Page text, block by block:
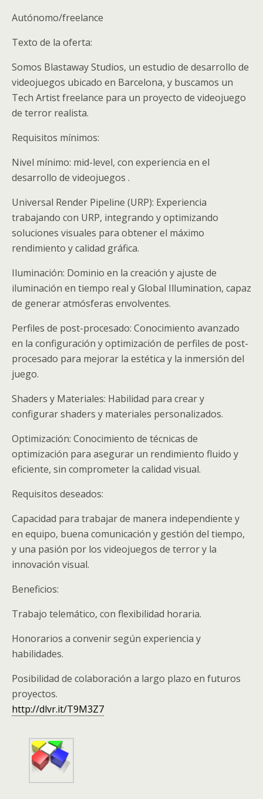
Autónomo/freelance
Texto de la oferta:
Somos Blastaway Studios, un estudio de desarrollo de
videojuegos ubicado en Barcelona, y buscamos un
Tech Artist freelance para un proyecto de videojuego
de terror realista.
Requisitos mínimos:
Nivel mínimo: mid-level, con experiencia en el
desarrollo de videojuegos .
Universal Render Pipeline (URP): Experiencia
trabajando con URP, integrando y optimizando
soluciones visuales para obtener el máximo
rendimiento y calidad gráfica.
Iluminación: Dominio en la creación y ajuste de
iluminación en tiempo real y Global Illumination, capaz
de generar atmósferas envolventes.
Perfiles de post-procesado: Conocimiento avanzado
en la configuración y optimización de perfiles de post-
procesado para mejorar la estética y la inmersión del
juego.
Shaders y Materiales: Habilidad para crear y
configurar shaders y materiales personalizados.
Optimización: Conocimiento de técnicas de
optimización para asegurar un rendimiento fluido y
eficiente, sin comprometer la calidad visual.
Requisitos deseados:
Capacidad para trabajar de manera independiente y
en equipo, buena comunicación y gestión del tiempo,
y una pasión por los videojuegos de terror y la
innovación visual.
Beneficios:
Trabajo telemático, con flexibilidad horaria.
Honorarios a convenir según experiencia y
habilidades.
Posibilidad de colaboración a largo plazo en futuros
proyectos.
http://dlvr.it/T9M3Z7